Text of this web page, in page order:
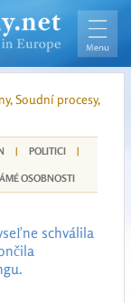
Soudní procesy,
| POLITICI |
OSOBNOSTI
schválila